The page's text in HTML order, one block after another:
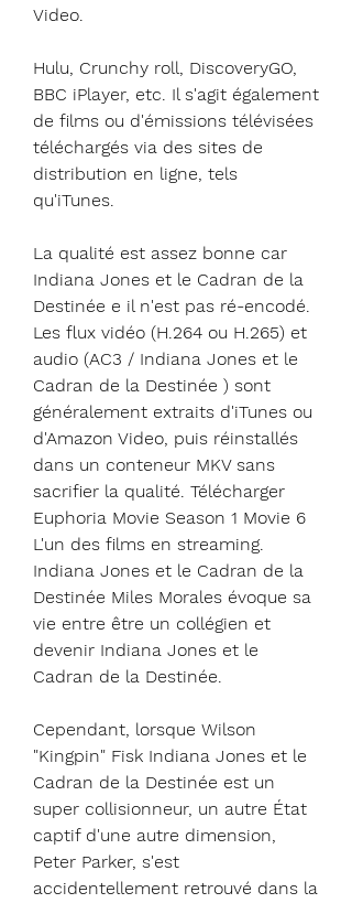
Video.
Hulu, Crunchy roll, DiscoveryGO,
BBC iPlayer, etc. Il s'agit également
de films ou d'émissions télévisées
téléchargés via des sites de
distribution en ligne, tels
qu'iTunes.
La qualité est assez bonne car
Indiana Jones et le Cadran de la
Destinée e il n'est pas ré-encodé.
Les flux vidéo (H.264 ou H.265) et
audio (AC3 / Indiana Jones et le
Cadran de la Destinée ) sont
généralement extraits d'iTunes ou
d'Amazon Video, puis réinstallés
dans un conteneur MKV sans
sacrifier la qualité. Télécharger
Euphoria Movie Season 1 Movie 6
L'un des films en streaming.
Indiana Jones et le Cadran de la
Destinée Miles Morales évoque sa
vie entre être un collégien et
devenir Indiana Jones et le
Cadran de la Destinée.
Cependant, lorsque Wilson
"Kingpin" Fisk Indiana Jones et le
Cadran de la Destinée est un
super collisionneur, un autre État
captif d'une autre dimension,
Peter Parker, s'est
accidentellement retrouvé dans la